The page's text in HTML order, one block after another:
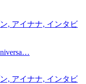
, アイナナ, インタビ
, アイナナ, インタビ